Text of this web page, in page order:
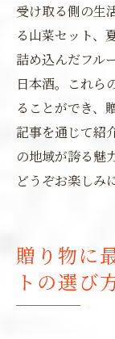
受け取る側の生
る山菜セット、
詰め込んだフル
日本酒。これら
ることができ、
記事を通じて紹
の地域が誇る魅
どうぞお楽しみ
贈り物に
トの選び